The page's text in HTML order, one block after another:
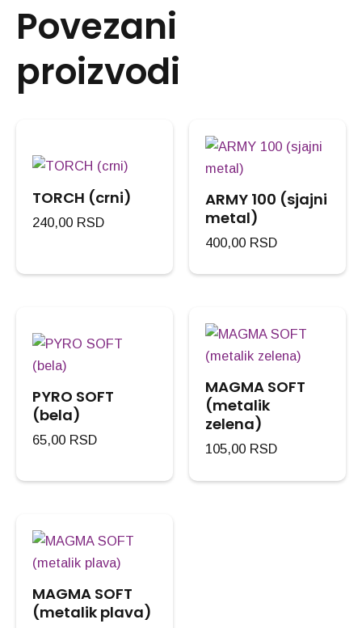
Povezani
proizvodi
TORCH (crni)
240,00 RSD
ARMY 100 (sjajni
metal)
400,00 RSD
PYRO SOFT
(bela)
65,00 RSD
MAGMA SOFT
(metalik
zelena)
105,00 RSD
MAGMA SOFT
(metalik plava)